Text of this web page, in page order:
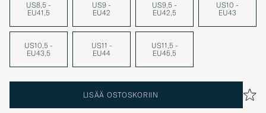
US8,5 -
EU41,5
US9 -
EU42
US9,5 -
EU42,5
US10 -
EU43
US10,5 -
EU43,5
US11 -
EU44
US11,5 -
EU45,5
LISÄÄ OSTOSKORIIN